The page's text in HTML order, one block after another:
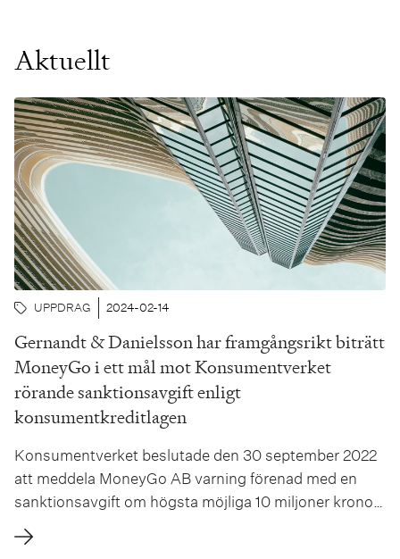
Aktuellt
UPPDRAG 2024-02-14
Gernandt & Danielsson har framgångsrikt biträtt
MoneyGo i ett mål mot Konsumentverket
rörande sanktionsavgift enligt
konsumentkreditlagen
Konsumentverket beslutade den 30 september 2022
att meddela MoneyGo AB varning förenad med en
sanktionsavgift om högsta möjliga 10 miljoner kronor
för påstådda överträdelser av konsumentkreditlagen.
Enligt Konsumentverket hade MoneyGo inte inhämtat